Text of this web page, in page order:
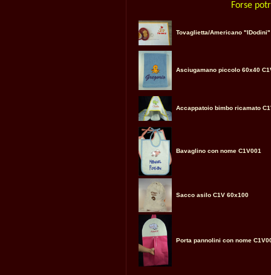
Forse
Tovaglietta/Americano "IDodini"
Asciugamano piccolo 60x40
Accappatoio bimbo ricamato
Bavaglino con nome C1V001
Sacco asilo C1V 60x100
Porta pannolini con nome